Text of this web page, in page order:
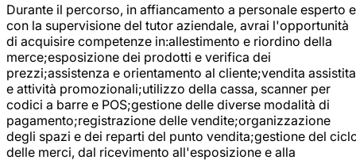
Durante il percorso, in affiancamento a personale esperto e
con la supervisione del tutor aziendale, avrai l'opportunità
di acquisire competenze in:allestimento e riordino della
merce;esposizione dei prodotti e verifica dei
prezzi;assistenza e orientamento al cliente;vendita assistita
e attività promozionali;utilizzo della cassa, scanner per
codici a barre e POS;gestione delle diverse modalità di
pagamento;registrazione delle vendite;organizzazione
degli spazi e dei reparti del punto vendita;gestione del
delle merci, dal ricevimento all'esposizione e alla